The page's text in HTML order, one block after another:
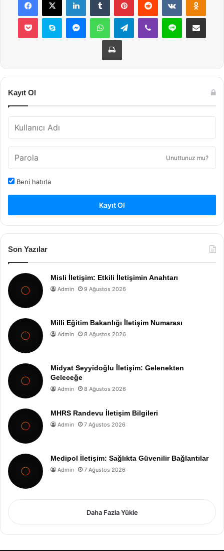
Pocket Skype MessengerWhatsAppTelegramViber Line E-Posta ile
Yazdır
Kayıt Ol
Unuttunuz mu?
Beni hatırla
Kayıt Ol
Son Yazılar
Misli İletişim: Etkili İletişimin Anahtarı
Admin 9 Ağustos 2026
Milli Eğitim Bakanlığı İletişim Numarası
Admin 8 Ağustos 2026
Midyat Seyyidoğlu İletişim: Gelenekten
Geleceğe
Admin 8 Ağustos 2026
MHRS Randevu İletişim Bilgileri
Admin 7 Ağustos 2026
Medipol İletişim: Sağlıkta Güvenilir Bağlantılar
Admin 7 Ağustos 2026
Daha Fazla Yükle